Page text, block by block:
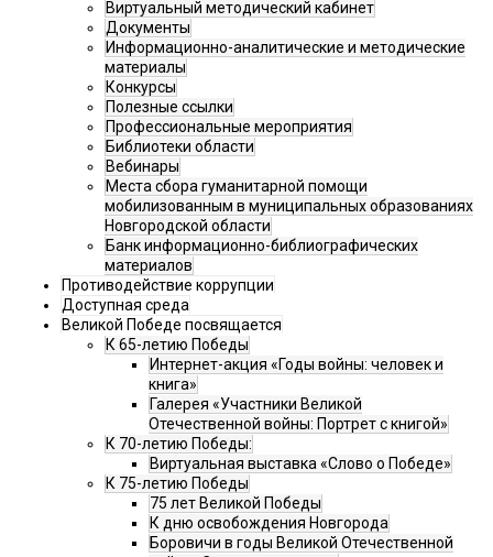
Виртуальный методический кабинет
Документы
Информационно-аналитические и методические
материалы
Конкурсы
Полезные ссылки
Профессиональные мероприятия
Библиотеки области
Вебинары
Места сбора гуманитарной помощи
мобилизованным в муниципальных образованиях
Новгородской области
Банк информационно-библиографических
материалов
Противодействие коррупции
Доступная среда
Великой Победе посвящается
К 65-летию Победы
Интернет-акция «Годы войны: человек и
книга»
Галерея «Участники Великой
Отечественной войны: Портрет с книгой»
К 70-летию Победы:
Виртуальная выставка «Слово о Победе»
К 75-летию Победы
75 лет Великой Победы
К дню освобождения Новгорода
Боровичи в годы Великой Отечественной